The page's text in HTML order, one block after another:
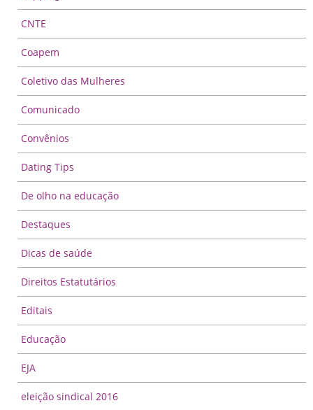
CNTE
Coapem
Coletivo das Mulheres
Comunicado
Convênios
Dating Tips
De olho na educação
Destaques
Dicas de saúde
Direitos Estatutários
Editais
Educação
EJA
eleição sindical 2016